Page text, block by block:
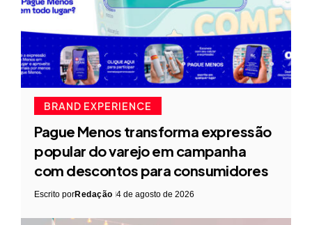
BRAND EXPERIENCE
Pague Menos transforma expressão
popular do varejo em campanha
com descontos para consumidores
Escrito porRedação 4 de agosto de 2026